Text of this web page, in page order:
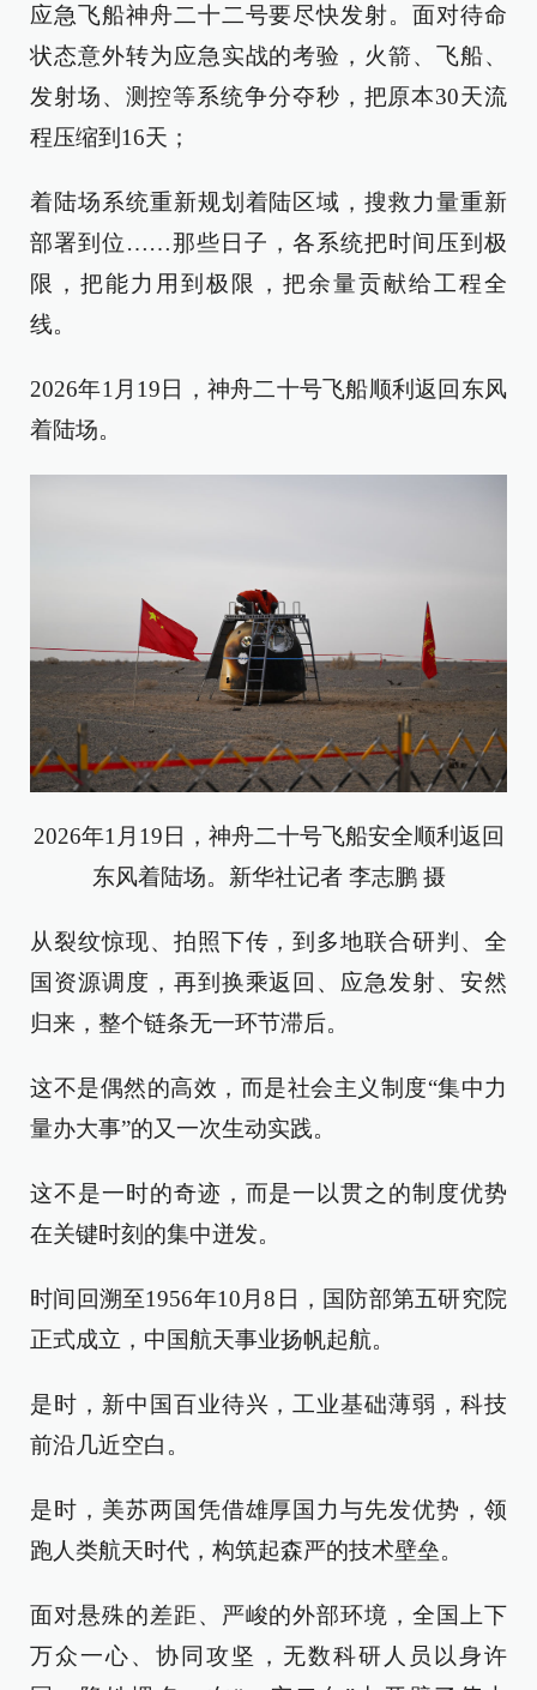
应急飞船神舟二十二号要尽快发射。面对待命
状态意外转为应急实战的考验，火箭、飞船、
发射场、测控等系统争分夺秒，把原本30天流
程压缩到16天；
着陆场系统重新规划着陆区域，搜救力量重新
部署到位……那些日子，各系统把时间压到极
限，把能力用到极限，把余量贡献给工程全
线。
2026年1月19日，神舟二十号飞船顺利返回东风
着陆场。
2026年1月19日，神舟二十号飞船安全顺利返回
东风着陆场。新华社记者 李志鹏 摄
从裂纹惊现、拍照下传，到多地联合研判、全
国资源调度，再到换乘返回、应急发射、安然
归来，整个链条无一环节滞后。
这不是偶然的高效，而是社会主义制度“集中力
量办大事”的又一次生动实践。
这不是一时的奇迹，而是一以贯之的制度优势
在关键时刻的集中迸发。
时间回溯至1956年10月8日，国防部第五研究院
正式成立，中国航天事业扬帆起航。
是时，新中国百业待兴，工业基础薄弱，科技
前沿几近空白。
是时，美苏两国凭借雄厚国力与先发优势，领
跑人类航天时代，构筑起森严的技术壁垒。
面对悬殊的差距、严峻的外部环境，全国上下
万众一心、协同攻坚，无数科研人员以身许